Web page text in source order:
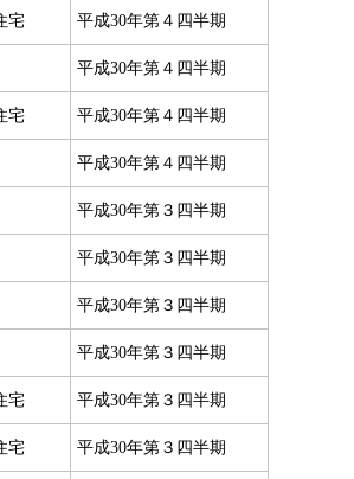
宅 平成30年第４四半期
平成30年第４四半期
宅 平成30年第４四半期
平成30年第４四半期
平成30年第３四半期
平成30年第３四半期
平成30年第３四半期
平成30年第３四半期
宅 平成30年第３四半期
宅 平成30年第３四半期